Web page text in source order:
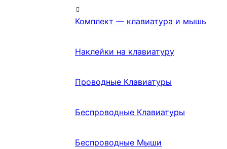
Комплект — клавиатура и мышь
Наклейки на клавиатуру
Проводные Клавиатуры
Беспроводные Клавиатуры
Беспроводные Мыши